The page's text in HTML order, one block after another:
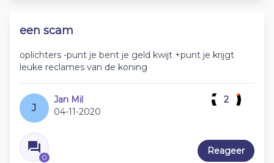
een scam
oplichters -punt je bent je geld kwijt +punt je krijgt
leuke reclames van de koning
J
Jan Mil
04-11-2020
0
2
Reageer